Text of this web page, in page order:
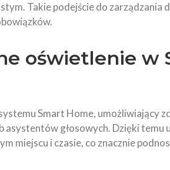
Takie podejście do zarządzania
oświetlenie w
Smart Home, umożliwiający
asystentów głosowych. Dzięki temu
miejscu i czasie, co znacznie